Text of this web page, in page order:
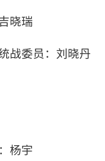
晓瑞
战委员：刘晓丹
杨宇